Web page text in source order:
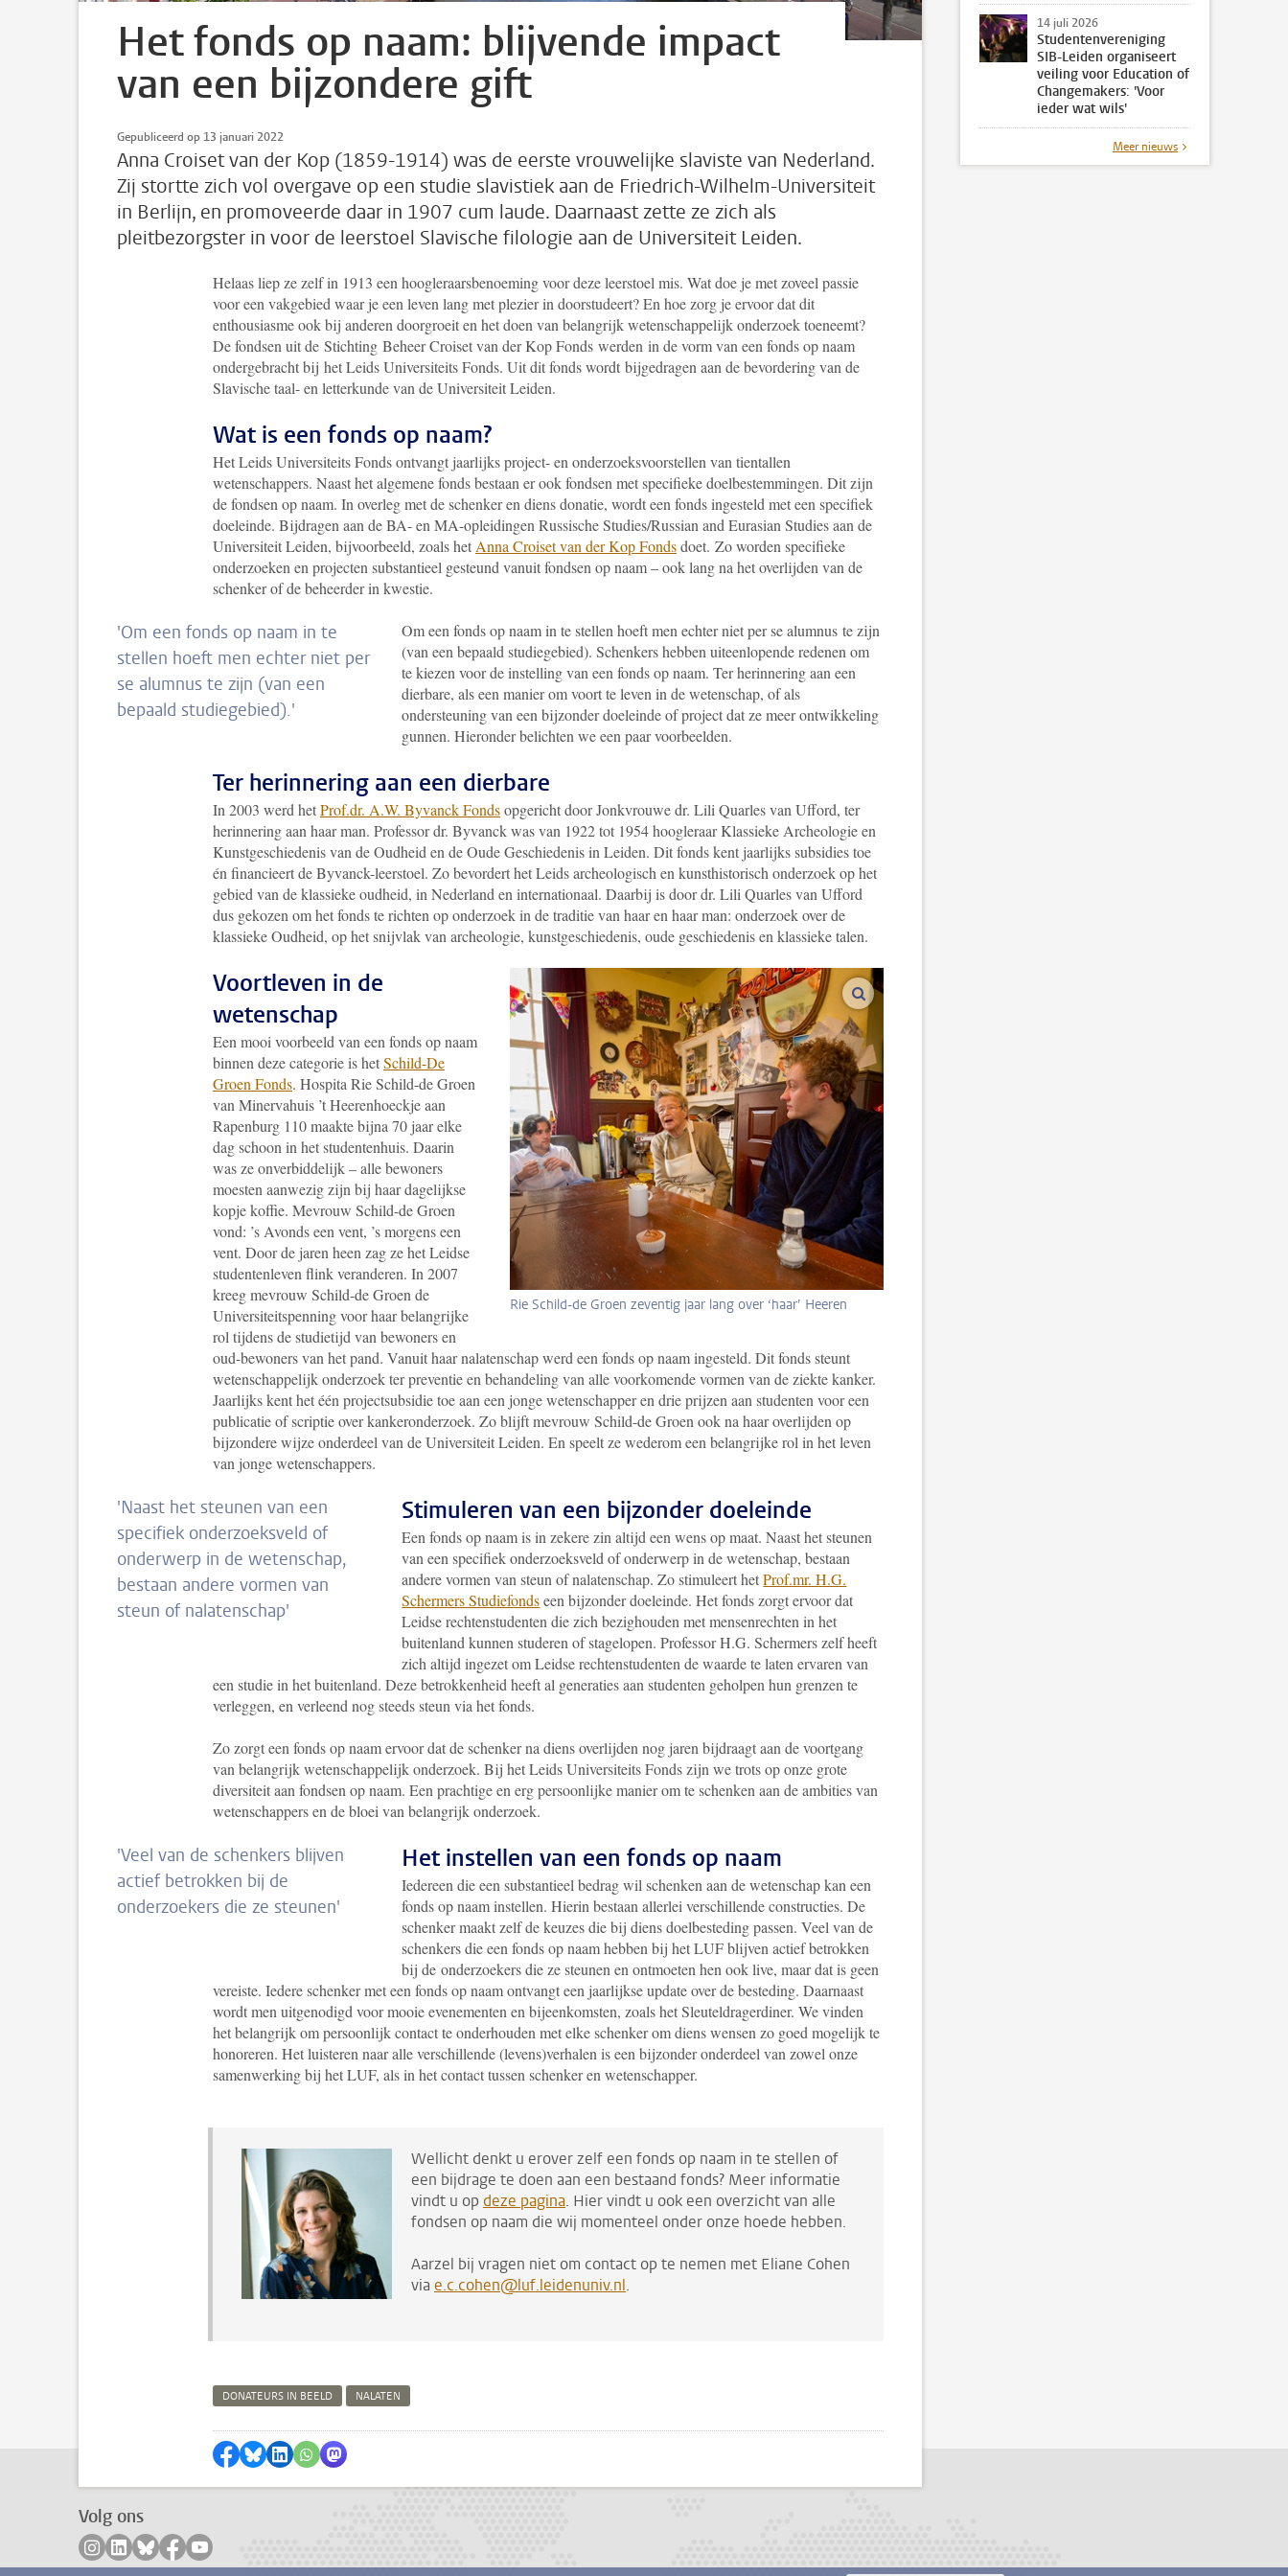
Het fonds op naam: blijvende impact
van een bijzondere gift
Gepubliceerd op 13 januari 2022
Anna Croiset van der Kop (1859-1914) was de eerste vrouwelijke slaviste van Nederland.
Zij stortte zich vol overgave op een studie slavistiek aan de Friedrich-Wilhelm-Universiteit
in Berlijn, en promoveerde daar in 1907 cum laude. Daarnaast zette ze zich als
pleitbezorgster in voor de leerstoel Slavische filologie aan de Universiteit Leiden.
Helaas liep ze zelf in 1913 een hoogleraarsbenoeming voor deze leerstoel mis. Wat doe je met zoveel passie
voor een vakgebied waar je een leven lang met plezier in doorstudeert? En hoe zorg je ervoor dat dit
enthousiasme ook bij anderen doorgroeit en het doen van belangrijk wetenschappelijk onderzoek toeneemt?
De fondsen uit de Stichting Beheer Croiset van der Kop Fonds werden in de vorm van een fonds op naam
ondergebracht bij het Leids Universiteits Fonds. Uit dit fonds wordt bijgedragen aan de bevordering van de
Slavische taal- en letterkunde van de Universiteit Leiden.
Wat is een fonds op naam?
Het Leids Universiteits Fonds ontvangt jaarlijks project- en onderzoeksvoorstellen van tientallen
wetenschappers. Naast het algemene fonds bestaan er ook fondsen met specifieke doelbestemmingen. Dit zijn
de fondsen op naam. In overleg met de schenker en diens donatie, wordt een fonds ingesteld met een specifiek
doeleinde. Bijdragen aan de BA- en MA-opleidingen Russische Studies/Russian and Eurasian Studies aan de
Universiteit Leiden, bijvoorbeeld, zoals het Anna Croiset van der Kop Fondsdoet. Zo worden specifieke
onderzoeken en projecten substantieel gesteund vanuit fondsen op naam – ook lang na het overlijden van de
schenker of de beheerder in kwestie.
'Om een fonds op naam in te
stellen hoeft men echter niet per
se alumnus te zijn (van een
bepaald studiegebied).'
Om een fonds op naam in te stellen hoeft men echter niet per se alumnus te zijn
(van een bepaald studiegebied). Schenkers hebben uiteenlopende redenen om
te kiezen voor de instelling van een fonds op naam. Ter herinnering aan een
dierbare, als een manier om voort te leven in de wetenschap, of als
ondersteuning van een bijzonder doeleinde of project dat ze meer ontwikkeling
gunnen. Hieronder belichten we een paar voorbeelden.
Ter herinnering aan een dierbare
In 2003 werd hetProf.dr. A.W. Byvanck Fondsopgericht door Jonkvrouwe dr. Lili Quarles van Ufford, ter
herinnering aan haar man. Professor dr. Byvanck was van 1922 tot 1954 hoogleraar Klassieke Archeologie en
Kunstgeschiedenis van de Oudheid en de Oude Geschiedenis in Leiden. Dit fonds kent jaarlijks subsidies toe
én financieert de Byvanck-leerstoel. Zo bevordert het Leids archeologisch en kunsthistorisch onderzoek op het
gebied van de klassieke oudheid, in Nederland en internationaal. Daarbij is door dr. Lili Quarles van Ufford
dus gekozen om het fonds te richten op onderzoek in de traditie van haar en haar man: onderzoek over de
klassieke Oudheid, op het snijvlak van archeologie, kunstgeschiedenis, oude geschiedenis en klassieke talen.
Rie Schild-de Groen zeventig jaar lang over ‘haar’ Heeren
vergroot afbeeldingen
Voortleven in de
wetenschap
Een mooi voorbeeld van een fonds op naam
binnen deze categorie is hetSchild-De
Groen Fonds. Hospita Rie Schild-de Groen
van Minervahuis ’t Heerenhoeckje aan
Rapenburg 110 maakte bijna 70 jaar elke
dag schoon in het studentenhuis. Daarin
was ze onverbiddelijk – alle bewoners
moesten aanwezig zijn bij haar dagelijkse
kopje koffie. Mevrouw Schild-de Groen
vond: ’s Avonds een vent, ’s morgens een
vent. Door de jaren heen zag ze het Leidse
studentenleven flink veranderen. In 2007
kreeg mevrouw Schild-de Groen de
Universiteitspenning voor haar belangrijke
rol tijdens de studietijd van bewoners en
oud-bewoners van het pand. Vanuit haar nalatenschap werd een fonds op naam ingesteld. Dit fonds steunt
wetenschappelijk onderzoek ter preventie en behandeling van alle voorkomende vormen van de ziekte kanker.
Jaarlijks kent het één projectsubsidie toe aan een jonge wetenschapper en drie prijzen aan studenten voor een
publicatie of scriptie over kankeronderzoek. Zo blijft mevrouw Schild-de Groen ook na haar overlijden op
bijzondere wijze onderdeel van de Universiteit Leiden. En speelt ze wederom een belangrijke rol in het leven
van jonge wetenschappers.
'Naast het steunen van een
specifiek onderzoeksveld of
onderwerp in de wetenschap,
bestaan andere vormen van
steun of nalatenschap'
Stimuleren van een bijzonder doeleinde
Een fonds op naam is in zekere zin altijd een wens op maat. Naast het steunen
van een specifiek onderzoeksveld of onderwerp in de wetenschap, bestaan
andere vormen van steun of nalatenschap. Zo stimuleert hetProf.mr. H.G.
Schermers Studiefondseen bijzonder doeleinde. Het fonds zorgt ervoor dat
Leidse rechtenstudenten die zich bezighouden met mensenrechten in het
buitenland kunnen studeren of stagelopen. Professor H.G. Schermers zelf heeft
zich altijd ingezet om Leidse rechtenstudenten de waarde te laten ervaren van
een studie in het buitenland. Deze betrokkenheid heeft al generaties aan studenten geholpen hun grenzen te
verleggen, en verleend nog steeds steun via het fonds.
Zo zorgt een fonds op naam ervoor dat de schenker na diens overlijden nog jaren bijdraagt aan de voortgang
van belangrijk wetenschappelijk onderzoek. Bij het Leids Universiteits Fonds zijn we trots op onze grote
diversiteit aan fondsen op naam. Een prachtige en erg persoonlijke manier om te schenken aan de ambities van
wetenschappers en de bloei van belangrijk onderzoek.
'Veel van de schenkers blijven
actief betrokken bij de
onderzoekers die ze steunen'
Het instellen van een fonds op naam
Iedereen die een substantieel bedrag wil schenken aan de wetenschap kan een
fonds op naam instellen. Hierin bestaan allerlei verschillende constructies. De
schenker maakt zelf de keuzes die bij diens doelbesteding passen. Veel van de
schenkers die een fonds op naam hebben bij het LUF blijven actief betrokken
bij de onderzoekers die ze steunen en ontmoeten hen ook live, maar dat is geen
vereiste. Iedere schenker met een fonds op naam ontvangt een jaarlijkse update over de besteding. Daarnaast
wordt men uitgenodigd voor mooie evenementen en bijeenkomsten, zoals het Sleuteldragerdiner. We vinden
het belangrijk om persoonlijk contact te onderhouden met elke schenker om diens wensen zo goed mogelijk te
honoreren. Het luisteren naar alle verschillende (levens)verhalen is een bijzonder onderdeel van zowel onze
samenwerking bij het LUF, als in het contact tussen schenker en wetenschapper.
Wellicht denkt u erover zelf een fonds op naam in te stellen of
een bijdrage te doen aan een bestaand fonds? Meer informatie
vindt u opdeze pagina. Hier vindt u ook een overzicht van alle
fondsen op naam die wij momenteel onder onze hoede hebben.
Aarzel bij vragen niet om contact op te nemen met Eliane Cohen
via e.c.cohen@luf.leidenuniv.nl.
DONATEURS IN BEELD NALATEN
Delen op Facebook
Delen via Bluesky
Delen op LinkedIn
Delen via WhatsApp
Delen via Mastodon
14 juli 2026
Studentenvereniging
SIB-Leiden organiseert
veiling voor Education of
Changemakers: 'Voor
ieder wat wils'
Meer nieuws
Volg ons
Volg ons op instagram
Volg ons op linkedin
Volg ons op bluesky
Volg ons op facebook
Volg ons op youtube